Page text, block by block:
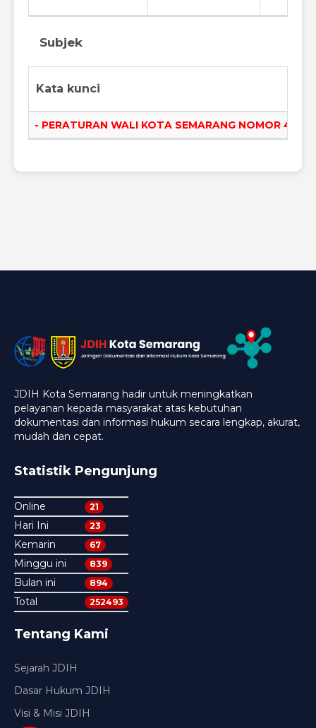
Subjek
Kata kunci
- PERATURAN WALI KOTA SEMARANG NOMOR 40
JDIH Kota Semarang hadir untuk meningkatkan
pelayanan kepada masyarakat atas kebutuhan
dokumentasi dan informasi hukum secara lengkap, akurat,
mudah dan cepat.
Statistik Pengunjung
Online 21
Hari Ini 23
Kemarin 67
Minggu ini 839
Bulan ini 894
Total 252493
Tentang Kami
Sejarah JDIH
Dasar Hukum JDIH
Visi & Misi JDIH